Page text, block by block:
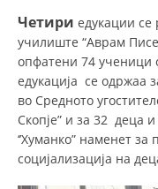
Четири едукации се
училиште “Аврам
опфатени 74 ученици
едукација се одржаа
во Средното
Скопје” и за 32 деца
‘’Хуманко” наменет
социјализација на